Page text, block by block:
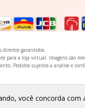
direitos garantidos.
para a loja virtual. Imagens
Pedidos sujeitos a análise e
você concorda com